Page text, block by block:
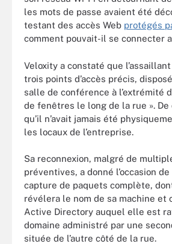
les mots de passe avaient été
testant des accès Web protégés
comment pouvait-il se connecter
Veloxity a constaté que
trois points d’accès précis,
salle de conférence à l’extrémité
de fenêtres le long de la rue ».
qu’il n’avait jamais été
les locaux de l’entreprise.
Sa reconnexion, malgré de
préventives, a donné l’occasion
capture de paquets complète,
révélera le nom de sa machine et
Active Directory auquel elle est
domaine administré par une
située de l’autre côté de la rue.